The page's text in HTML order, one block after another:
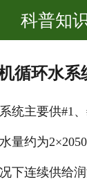
科普知
循环水系
主要供#1、
量约为
下连续供给